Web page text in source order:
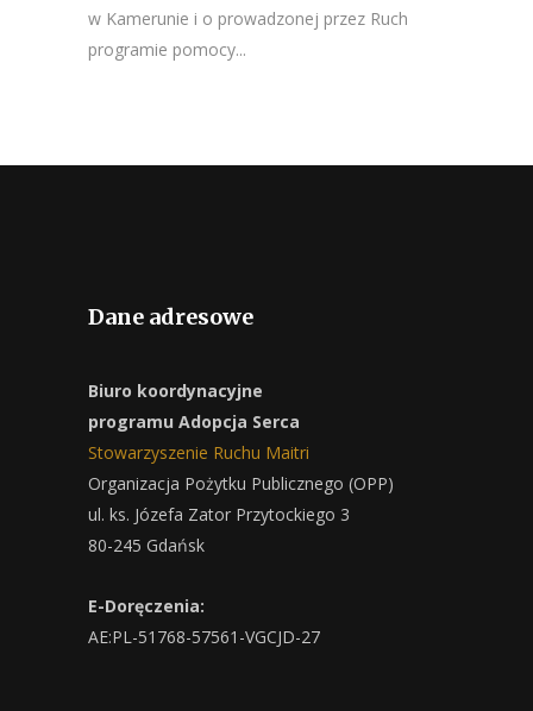
w Kamerunie i o prowadzonej przez Ruch
programie pomocy...
Dane adresowe
Biuro koordynacyjne
programu Adopcja Serca
Stowarzyszenie Ruchu Maitri
Organizacja Pożytku Publicznego (OPP)
ul. ks. Józefa Zator Przytockiego 3
80-245 Gdańsk
E-Doręczenia:
AE:PL-51768-57561-VGCJD-27